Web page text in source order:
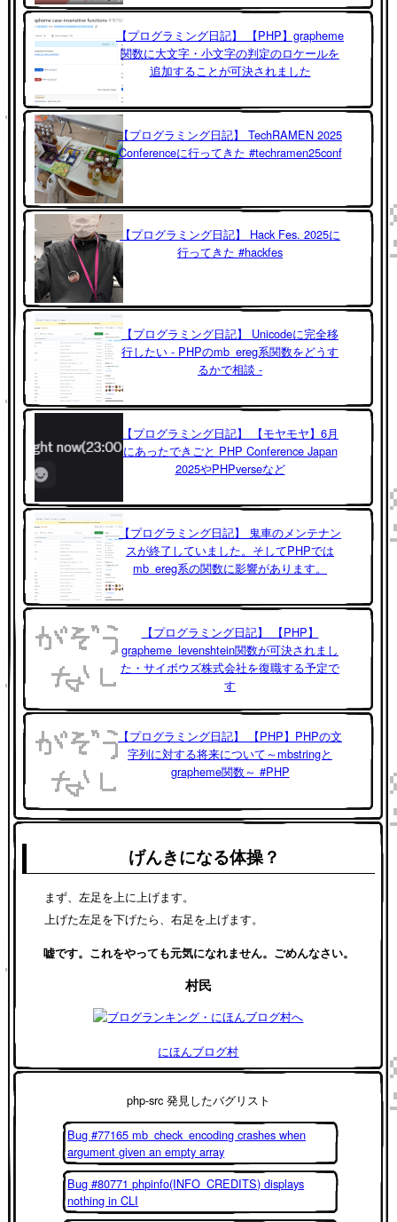
【プログラミング日記】 【PHP】grapheme
関数に大文字・小文字の判定のロケールを
追加することが可決されました
【プログラミング日記】 TechRAMEN 2025
Conferenceに行ってきた #techramen25conf
【プログラミング日記】 Hack Fes. 2025に
行ってきた #hackfes
【プログラミング日記】 Unicodeに完全移
行したい - PHPのmb_ereg系関数をどうす
るかで相談 -
【プログラミング日記】 【モヤモヤ】6月
にあったできごと PHP Conference Japan
2025やPHPverseなど
【プログラミング日記】 鬼車のメンテナン
スが終了していました。そしてPHPでは
mb_ereg系の関数に影響があります。
【プログラミング日記】 【PHP】
grapheme_levenshtein関数が可決されまし
た・サイボウズ株式会社を復職する予定で
す
【プログラミング日記】 【PHP】PHPの文
字列に対する将来について～mbstringと
grapheme関数～ #PHP
げんきになる体操？
まず、左足を上に上げます。
上げた左足を下げたら、右足を上げます。
嘘です。これをやっても元気になれません。ごめんなさい。
村民
にほんブログ村
php-src 発見したバグリスト
Bug #77165 mb_check_encoding crashes when
argument given an empty array
Bug #80771 phpinfo(INFO_CREDITS) displays
nothing in CLI